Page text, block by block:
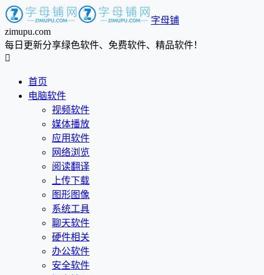
字母铺
zimupu.com
每日更新分享绿色软件、免费软件、精品软件！

首页
电脑软件
视频软件
媒体播放
应用软件
网络浏览
阅读翻译
上传下载
图形图像
系统工具
聊天软件
硬件相关
办公软件
安全软件